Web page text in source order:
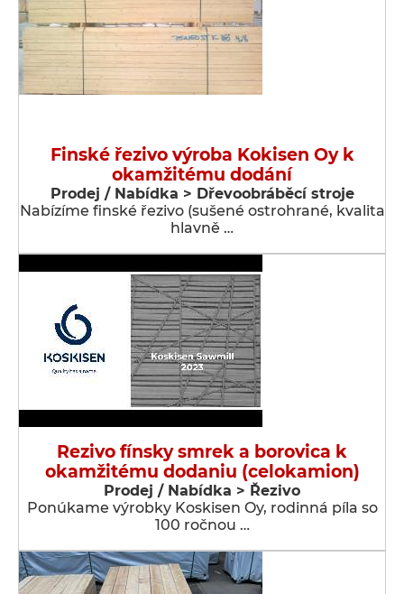
Finské řezivo výroba Kokisen Oy k
okamžitému dodání
Prodej / Nabídka > Dřevoobráběcí stroje
Nabízíme finské řezivo (sušené ostrohrané, kvalita
hlavně …
Rezivo fínsky smrek a borovica k
okamžitému dodaniu (celokamion)
Prodej / Nabídka > Řezivo
Ponúkame výrobky Koskisen Oy, rodinná píla so
100 ročnou …